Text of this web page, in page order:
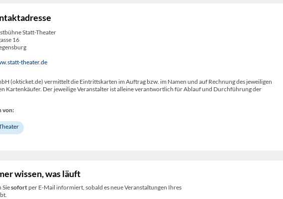
Statt-Theater
16
theater.de
(okticket.de) vermittelt die Eintrittskarten im Auftrag bzw. im Namen und auf Rechnung des jeweiligen
Kartenkäufer. Der jeweilige Veranstalter ist alleine verantwortlich für Ablauf und Durchführung der
von:
wissen, was läuft
Siesofortper E-Mail informiert, sobald es neue Veranstaltungen Ihres